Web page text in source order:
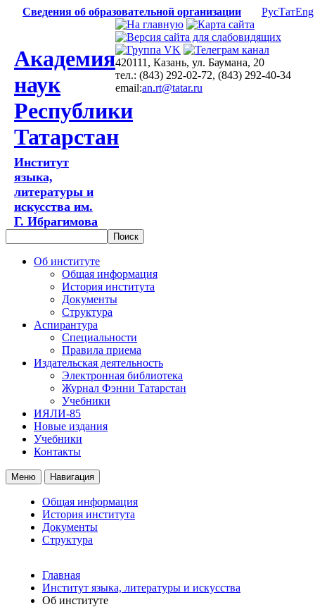
Сведения об образовательной организации РусТатEng
Академия
наук
Республики
Татарстан
Институт
языка,
литературы и
искусства им.
Г. Ибрагимова
420111, Казань, ул. Баумана, 20
тел.: (843) 292-02-72, (843) 292-40-34
email:an.rt@tatar.ru
Об институте
Общая информация
История института
Документы
Структура
Аспирантура
Специальности
Правила приема
Издательская деятельность
Электронная библиотека
Журнал Фэнни Татарстан
Учебники
ИЯЛИ-85
Новые издания
Учебники
Контакты
Меню Навигация
Общая информация
История института
Документы
Структура
Главная
Институт языка, литературы и искусства
Об институте